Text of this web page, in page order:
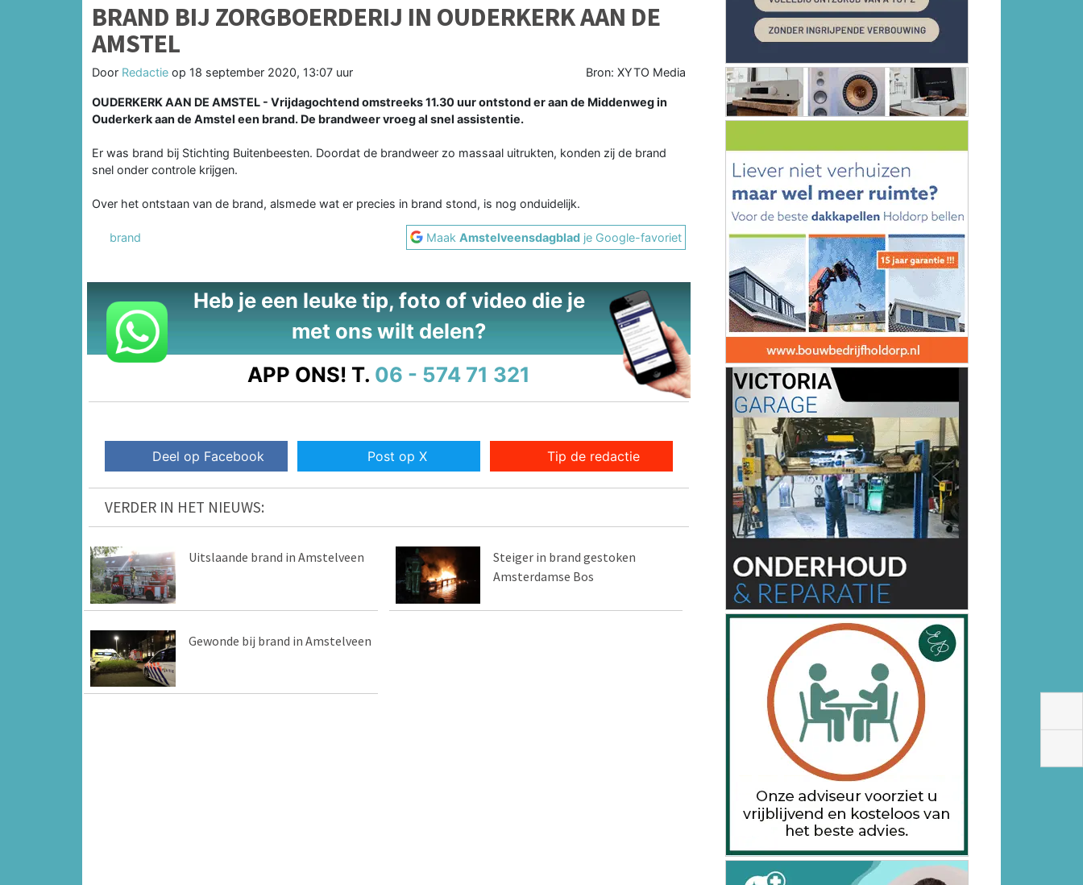
BRAND BIJ ZORGBOERDERIJ IN OUDERKERK AAN DE
AMSTEL
Door Redactie op 18 september 2020, 13:07 uur Bron: XYTO Media
OUDERKERK AAN DE AMSTEL - Vrijdagochtend omstreeks 11.30 uur ontstond er aan de Middenweg in
Ouderkerk aan de Amstel een brand. De brandweer vroeg al snel assistentie.
Er was brand bij Stichting Buitenbeesten. Doordat de brandweer zo massaal uitrukten, konden zij de brand
snel onder controle krijgen.
Over het ontstaan van de brand, alsmede wat er precies in brand stond, is nog onduidelijk.
brand MaakAmstelveensdagblad je Google-favoriet
Heb je een leuke tip, foto of video die je
met ons wilt delen?
APP ONS! T. 06 - 574 71 321
Deel op Facebook Post op X Tip de redactie
VERDER IN HET NIEUWS:
Uitslaande brand in Amstelveen
Steiger in brand gestoken
Amsterdamse Bos
Gewonde bij brand in Amstelveen